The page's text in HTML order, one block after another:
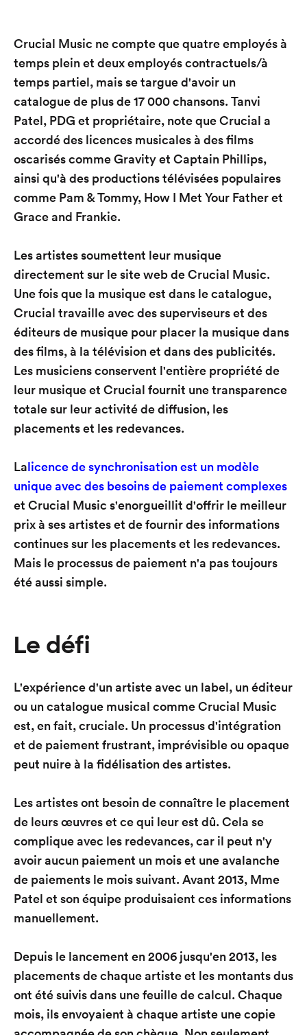
Crucial Music ne compte que quatre employés à
temps plein et deux employés contractuels/à
temps partiel, mais se targue d'avoir un
catalogue de plus de 17 000 chansons. Tanvi
Patel, PDG et propriétaire, note que Crucial a
accordé des licences musicales à des films
oscarisés comme Gravity et Captain Phillips,
ainsi qu'à des productions télévisées populaires
comme Pam & Tommy, How I Met Your Father et
Grace and Frankie.
Les artistes soumettent leur musique
directement sur le site web de Crucial Music.
Une fois que la musique est dans le catalogue,
Crucial travaille avec des superviseurs et des
éditeurs de musique pour placer la musique dans
des films, à la télévision et dans des publicités.
Les musiciens conservent l'entière propriété de
leur musique et Crucial fournit une transparence
totale sur leur activité de diffusion, les
placements et les redevances.
Lalicence de synchronisation est un modèle
unique avec des besoins de paiement complexes
et Crucial Music s'enorgueillit d'offrir le meilleur
prix à ses artistes et de fournir des informations
continues sur les placements et les redevances.
Mais le processus de paiement n'a pas toujours
été aussi simple.
Le défi
L'expérience d'un artiste avec un label, un éditeur
ou un catalogue musical comme Crucial Music
est, en fait, cruciale. Un processus d'intégration
et de paiement frustrant, imprévisible ou opaque
peut nuire à la fidélisation des artistes.
Les artistes ont besoin de connaître le placement
de leurs œuvres et ce qui leur est dû. Cela se
complique avec les redevances, car il peut n'y
avoir aucun paiement un mois et une avalanche
de paiements le mois suivant. Avant 2013, Mme
Patel et son équipe produisaient ces informations
manuellement.
Depuis le lancement en 2006 jusqu'en 2013, les
placements de chaque artiste et les montants dus
ont été suivis dans une feuille de calcul. Chaque
mois, ils envoyaient à chaque artiste une copie